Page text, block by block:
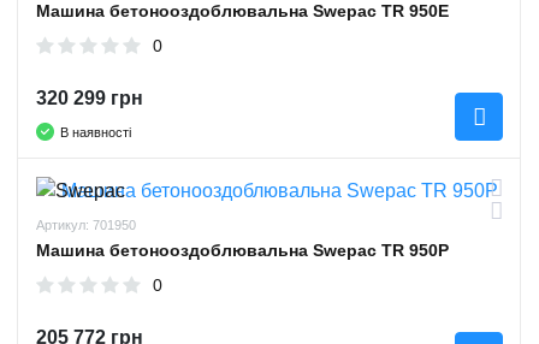
Машина бетонооздоблювальна Swepac TR 950E
0
320 299 грн
В наявності
Артикул: 701950
Машина бетонооздоблювальна Swepac TR 950P
0
205 772 грн